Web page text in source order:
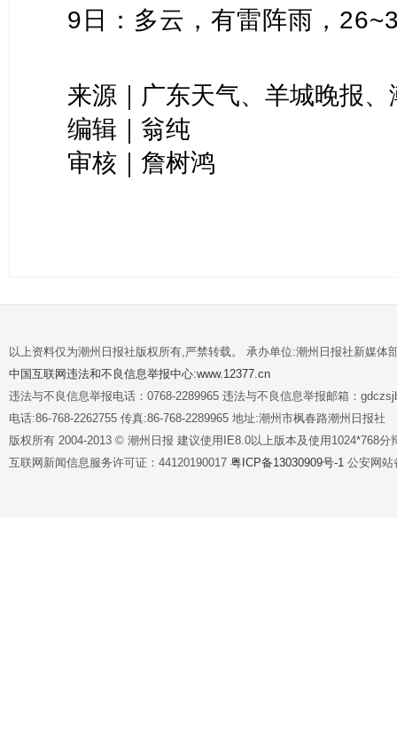
9日：多云，有雷阵雨，
来源｜广东天气、羊城晚报、
编辑｜翁纯
审核｜詹树鸿
以上资料仅为潮州日报社版权所有,严禁转载。 承办单位:潮州日报社新媒体
中国互联网违法和不良信息举报中心:www.12377.cn
违法与不良信息举报电话：0768-2289965 违法与不良信息举报邮箱：
电话:86-768-2262755 传真:86-768-2289965 地址:潮州市枫春路潮州日报社
版权所有 2004-2013 © 潮州日报 建议使用IE8.0以上版本及使用1024*768分
互联网新闻信息服务许可证：44120190017 粤ICP备13030909号-1 公安网站